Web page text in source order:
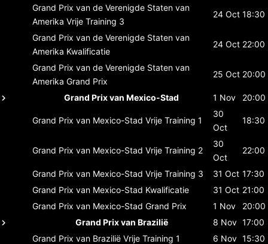
Grand Prix van de Verenigde Staten van
Amerika Vrije Training 3
24 Oct 18:30
Grand Prix van de Verenigde Staten van
Amerika Kwalificatie
24 Oct 22:00
Grand Prix van de Verenigde Staten van
Amerika Grand Prix
25 Oct 20:00
Grand Prix van Mexico-Stad 1 Nov 20:00
Grand Prix van Mexico-Stad Vrije Training 1
30
Oct
18:30
Grand Prix van Mexico-Stad Vrije Training 2
30
Oct
22:00
Grand Prix van Mexico-Stad Vrije Training 3 31 Oct 17:30
Grand Prix van Mexico-Stad Kwalificatie 31 Oct 21:00
Grand Prix van Mexico-Stad Grand Prix 1 Nov
20:00
Grand Prix van Brazilië
8 Nov 17:00
Grand Prix van Brazilië Vrije Training 1 6 Nov 15:30